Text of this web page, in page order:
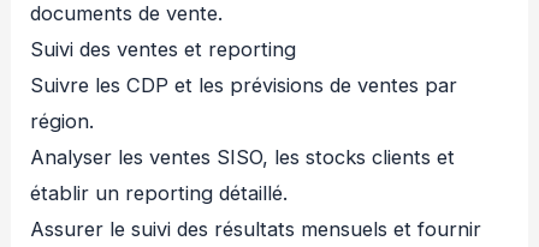
documents de vente.
Suivi des ventes et reporting
Suivre les CDP et les prévisions de ventes par
région.
Analyser les ventes SISO, les stocks clients et
établir un reporting détaillé.
Assurer le suivi des résultats mensuels et fournir